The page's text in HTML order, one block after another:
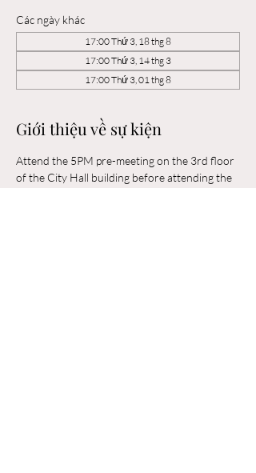
Các ngày khác
17:00 Thứ 3, 18 thg 8
17:00 Thứ 3, 14 thg 3
17:00 Thứ 3, 01 thg 8
Giới thiệu về sự kiện
Attend the 5PM pre-meeting on the 3rd floor
of the City Hall building before attending the